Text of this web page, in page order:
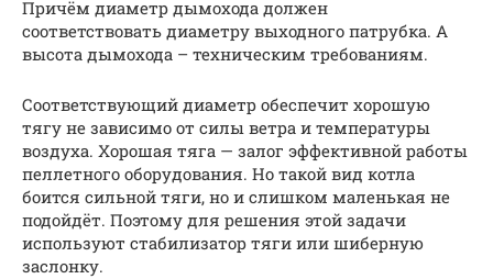
Причём диаметр дымохода должен
соответствовать диаметру выходного патрубка. А
высота дымохода – техническим требованиям.
Соответствующий диаметр обеспечит хорошую
тягу не зависимо от силы ветра и температуры
воздуха. Хорошая тяга — залог эффективной работы
пеллетного оборудования. Но такой вид котла
боится сильной тяги, но и слишком маленькая не
подойдёт. Поэтому для решения этой задачи
используют стабилизатор тяги или шиберную
заслонку.